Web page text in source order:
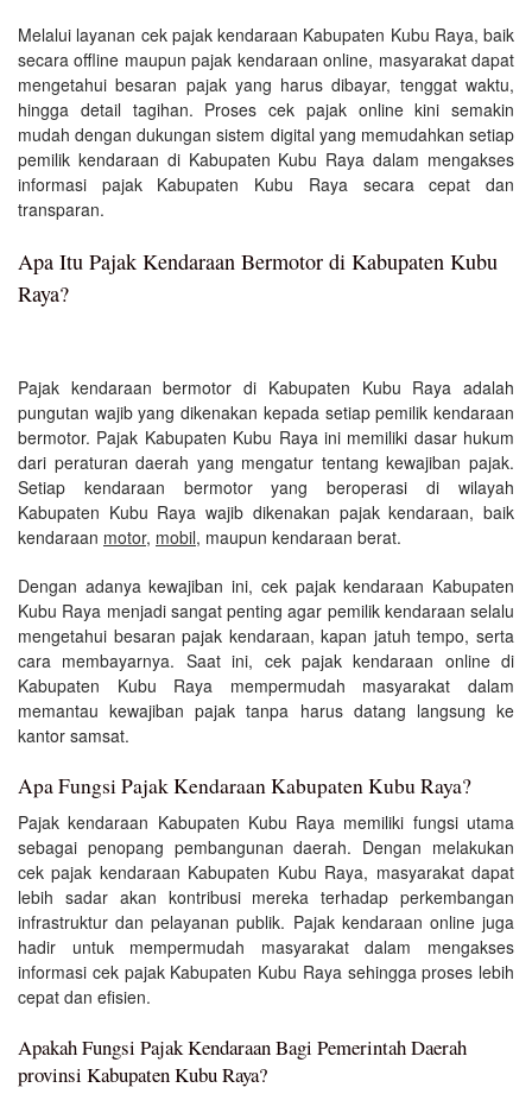
Melalui layanan cek pajak kendaraan Kabupaten Kubu Raya, baik
secara offline maupun pajak kendaraan online, masyarakat dapat
mengetahui besaran pajak yang harus dibayar, tenggat waktu,
hingga detail tagihan. Proses cek pajak online kini semakin
mudah dengan dukungan sistem digital yang memudahkan setiap
pemilik kendaraan di Kabupaten Kubu Raya dalam mengakses
informasi pajak Kabupaten Kubu Raya secara cepat dan
transparan.
Apa Itu Pajak Kendaraan Bermotor di Kabupaten Kubu
Raya?
Pajak kendaraan bermotor di Kabupaten Kubu Raya adalah
pungutan wajib yang dikenakan kepada setiap pemilik kendaraan
bermotor. Pajak Kabupaten Kubu Raya ini memiliki dasar hukum
dari peraturan daerah yang mengatur tentang kewajiban pajak.
Setiap kendaraan bermotor yang beroperasi di wilayah
Kabupaten Kubu Raya wajib dikenakan pajak kendaraan, baik
kendaraan motor, mobil, maupun kendaraan berat.
Dengan adanya kewajiban ini, cek pajak kendaraan Kabupaten
Kubu Raya menjadi sangat penting agar pemilik kendaraan selalu
mengetahui besaran pajak kendaraan, kapan jatuh tempo, serta
cara membayarnya. Saat ini, cek pajak kendaraan online di
Kabupaten Kubu Raya mempermudah masyarakat dalam
memantau kewajiban pajak tanpa harus datang langsung ke
kantor samsat.
Apa Fungsi Pajak Kendaraan Kabupaten Kubu Raya?
Pajak kendaraan Kabupaten Kubu Raya memiliki fungsi utama
sebagai penopang pembangunan daerah. Dengan melakukan
cek pajak kendaraan Kabupaten Kubu Raya, masyarakat dapat
lebih sadar akan kontribusi mereka terhadap perkembangan
infrastruktur dan pelayanan publik. Pajak kendaraan online juga
hadir untuk mempermudah masyarakat dalam mengakses
informasi cek pajak Kabupaten Kubu Raya sehingga proses lebih
cepat dan efisien.
Apakah Fungsi Pajak Kendaraan Bagi Pemerintah Daerah
provinsi Kabupaten Kubu Raya?